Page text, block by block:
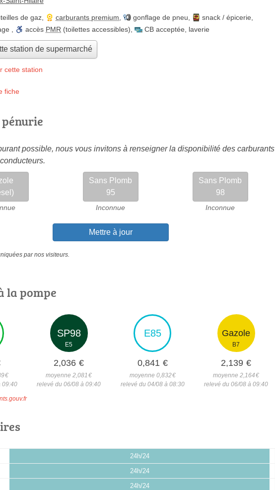
de gaz carburants premium gonflage de pneu snack / épicerie
accès PMR (toilettes accessibles) CB acceptée laverie
station de supermarché
cette station
fiche
possible, nous vous invitons à renseigner la disponibilité des carburants
Sans Plomb
95
Inconnue
Sans Plomb
98
Inconnue
Mettre à jour
par nos visiteurs.
la pompe
€
09:40
SP98
E5
2,036 €
moyenne 2,081 €
relevé du 06/08 à 09:40
E85
0,841 €
moyenne 0,832€
relevé du 04/08 à 08:30
Gazole
B7
2,139 €
moyenne 2,164€
relevé du 06/08 à 09:40
24h/24
24h/24
24h/24